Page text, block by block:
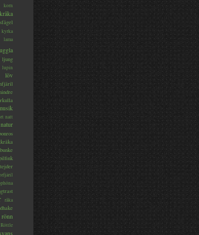
korn
kråka
kyrka
lama
ljung
lupin
löv
natt
natur
råka
rönn
Röttle